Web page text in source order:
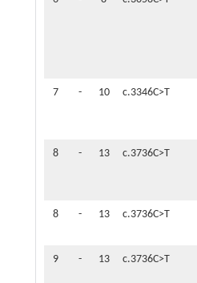
7 - 10 c.3346C>T
8 - 13 c.3736C>T
8 - 13 c.3736C>T
9 - 13 c.3736C>T